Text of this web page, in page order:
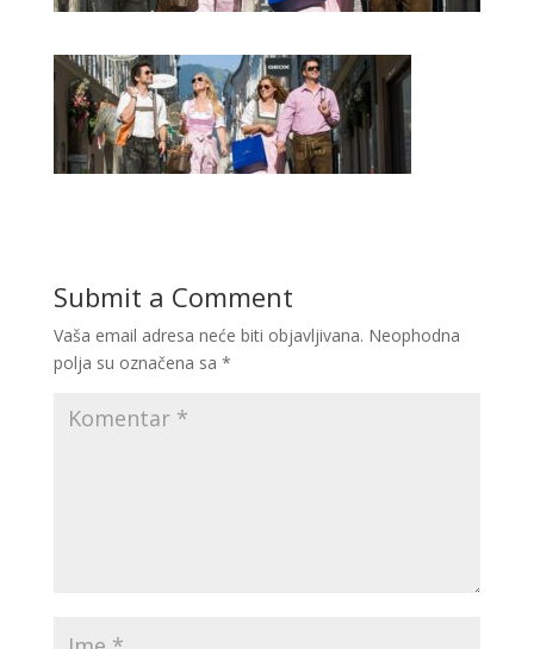
Submit a Comment
Vaša email adresa neće biti objavljivana. Neophodna
polja su označena sa *